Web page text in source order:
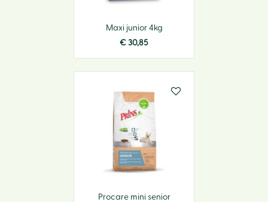
Maxi junior 4kg
€ 30,85
Procare mini senior